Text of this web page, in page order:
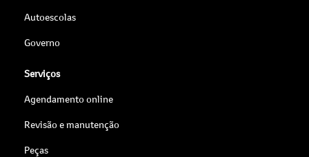
Autoescolas
Governo
Serviços
Agendamento online
Revisão e manutenção
Peças